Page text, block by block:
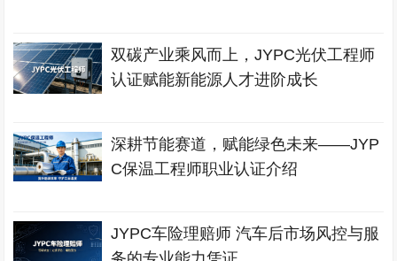
双碳产业乘风而上，JYPC光伏工程师
认证赋能新能源人才进阶成长
深耕节能赛道，赋能绿色未来——JYP
C保温工程师职业认证介绍
JYPC车险理赔师 汽车后市场风控与服